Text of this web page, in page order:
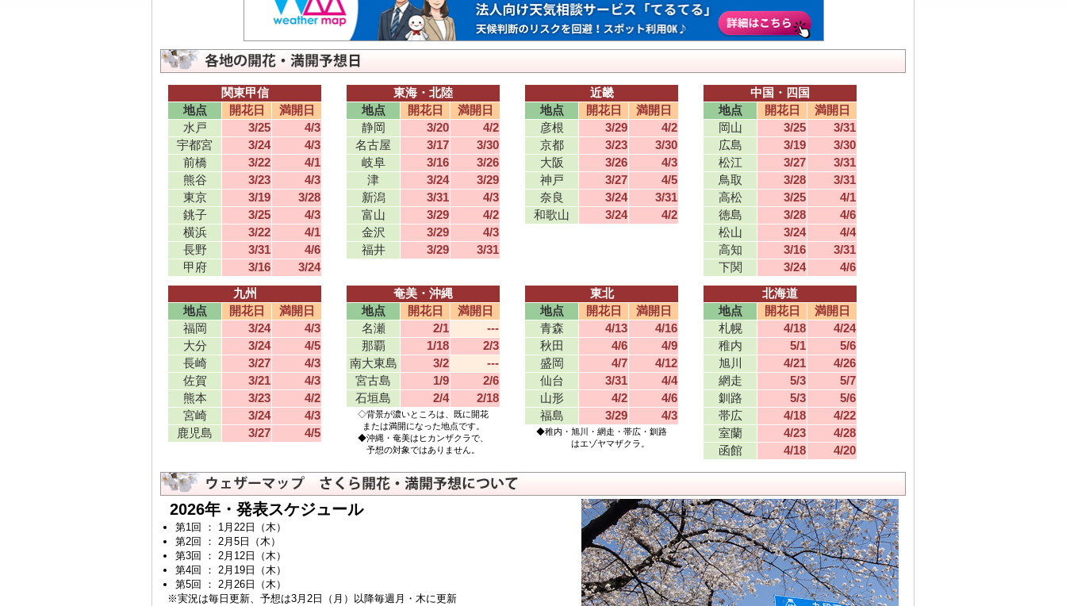
【4月26日 旭川 さくらの満開日
】平年より11日早い。昨年より6日早い。（26日15:29発表）
】平年より12日早い。昨年より3日早い。（24日15:43発表）
【4月23日 室蘭 さくらの開花日
】平年より11日早い。昨年より3日早い。八幡宮。（23日14:38発
表）
【4月22日 帯広 さくらの満開日
】平年より13日早い。昨年より11日早い。（22日15:20発表）
【4月21日 旭川 さくらの開花日
】平年より13日早い。昨年より9日早い。（21日10:32発表）
【4月20日 函館 さくらの満開日
】平年より12日早い。昨年より8日早い。五稜郭公園。（20日15:04
発表）
【4月18日 札幌 さくらの開花日
】平年より13日早い。昨年より5日早い。（18日15:45発表）
【4月18日 帯広 さくらの開花日
】平年より14日早い。昨年より10日早い。（18日13:22発表）
【4月18日 函館 さくらの開花日
】平年より10日早い。昨年より5日早い。五稜郭公園。（18日10:02
発表）
【4月16日 青森 さくらの満開日
】平年より10日早い。昨年より6日早い。（16日10:22発表）
【4月13日 青森 さくらの開花日
】平年より9日早い。昨年より4日早い。（13日9:26発表）
【4月12日 盛岡 さくらの満開日
】平年より12日早い。昨年より7日早い。（12日10:16発表）
【4月9日 秋田 さくらの満開日
】平年より13日早い。昨年より9日早い。（9日15:18発表）
【4月7日 盛岡 さくらの開花日
】平年より11日早い。昨年より9日早い。（7日9:37発表）
【4月6日 長野 さくらの満開日
】平年より10日早い。昨年より7日早い。（6日10:28発表）
【4月6日 下関 さくらの満開日
】平年より2日遅い。昨年より2日遅い。（6日10:20発表）
【4月6日 秋田 さくらの開花日
】平年より11日早い。昨年より9日早い。（6日10:18発表）
【4月6日 山形 さくらの満開日
】平年より12日早い。昨年より8日早い。（6日9:45発表）
【4月6日 徳島 さくらの満開日
】平年より2日遅い。昨年と同日（6日9:16発表）
【4月5日 神戸 さくらの満開日
】平年と同日昨年より1日早い。神戸市灘区王子動物園。（5日14:03
発表）
【4月5日 鹿児島 さくらの満開日
】平年と同日昨年より2日早い。（5日11:00発表）
【4月5日 大分 さくらの満開日
】平年より1日遅い。昨年より1日遅い。（5日10:00発表）
【4月4日 松山 さくらの満開日
】平年より1日遅い。昨年より5日遅い。道後公園。（4日15:20発表）
】平年より9日早い。昨年より6日早い。（4日15:03発表）
【4月3日 水戸 さくらの満開日
】平年より3日早い。昨年より5日早い。（3日16:27発表）
訂正【4月3日 新潟 さくらの満開日
】平年より10日早い。昨年より6日早い。市内鳥屋野潟公園。（3
日15:59訂正）
【4月3日 長崎 さくらの満開日
】平年より1日遅い。昨年より3日遅い。（3日15:36発表）
【4月3日 新潟 さくらの満開日
】平年より10日早い。昨年より6日早い。鳥屋野潟公園。（3日15:16
発表）
【4月3日 大阪 さくらの満開日
】平年より1日早い。昨年より1日早い。大阪城公園西の丸庭園。（3
日15:13発表）
【4月3日 銚子 さくらの満開日
】平年より3日早い。昨年より4日早い。妙見町。（3日14:48発表）
関東甲信
地点
開花日
満開日
水戸
3/25
4/3
宇都宮
3/24
4/3
前橋
3/22
4/1
熊谷
3/23
4/3
東京
3/19
3/28
銚子
3/25
4/3
横浜
3/22
4/1
長野
3/31
4/6
甲府
3/16 3/24
東海・北陸
地点
開花日
満開日
静岡
3/20
4/2
名古屋
3/17
3/30
岐阜
3/16
3/26
津
3/24
3/29
新潟
3/31
4/3
富山
3/29
4/2
金沢
3/29
4/3
福井
3/29 3/31
近畿
地点
開花日
満開日
彦根
3/29
4/2
京都
3/23
3/30
大阪
3/26
4/3
神戸
3/27
4/5
奈良
3/24
3/31
和歌山
3/24 4/2
中国・四国
地点
開花日
満開日
岡山
3/25
3/31
広島
3/19
3/30
松江
3/27
3/31
鳥取
3/28
3/31
高松
3/25
4/1
徳島
3/28
4/6
松山
3/24
4/4
高知
3/16
3/31
下関
3/24 4/6
九州
地点
開花日
満開日
福岡
3/24
4/3
大分
3/24
4/5
長崎
3/27
4/3
佐賀
3/21
4/3
熊本
3/23
4/2
宮崎
3/24
4/3
鹿児島
3/27 4/5
奄美・沖縄
地点
開花日
満開日
名瀬
2/1
---
那覇
1/18
2/3
南大東島
3/2
---
宮古島
1/9
2/6
石垣島
2/4 2/18
◇背景が濃いところは、既に開花
または満開になった地点です。
◆沖縄・奄美はヒカンザクラで、
予想の対象ではありません。
東北
地点
開花日
満開日
青森
4/13
4/16
秋田
4/6
4/9
盛岡
4/7
4/12
仙台
3/31
4/4
山形
4/2
4/6
福島
3/29 4/3
◆稚内・旭川・網走・帯広・釧路
はエゾヤマザクラ。
北海道
地点
開花日
満開日
札幌
4/18
4/24
稚内
5/1
5/6
旭川
4/21
4/26
網走
5/3
5/7
釧路
5/3
5/6
帯広
4/18
4/22
室蘭
4/23
4/28
函館
4/18 4/20
2026年・発表スケジュール
第1回 ： 1月22日（木）
第2回 ： 2月5日（木）
第3回 ： 2月12日（木）
第4回 ： 2月19日（木）
第5回 ： 2月26日（木）
※実況は毎日更新、予想は3月2日（月）以降毎週月・木に更新